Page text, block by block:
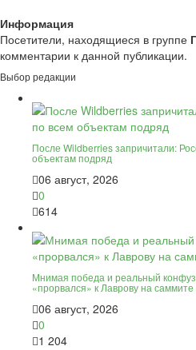
Информация
Посетители, находящиеся в группе
комментарии к данной публикации.
Выбор редакции
После Wildberries запричитали:
объектам подряд
06 август, 2026
0
614
Мнимая победа и реальный
«прорвался» к Лаврову на
06 август, 2026
0
1 204